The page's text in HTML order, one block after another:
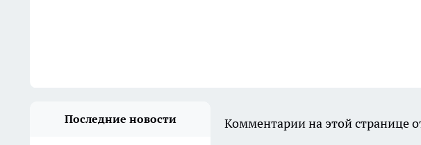
Последние новости Комментарии на этой странице